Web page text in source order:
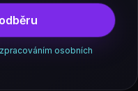
zpracováním osobních